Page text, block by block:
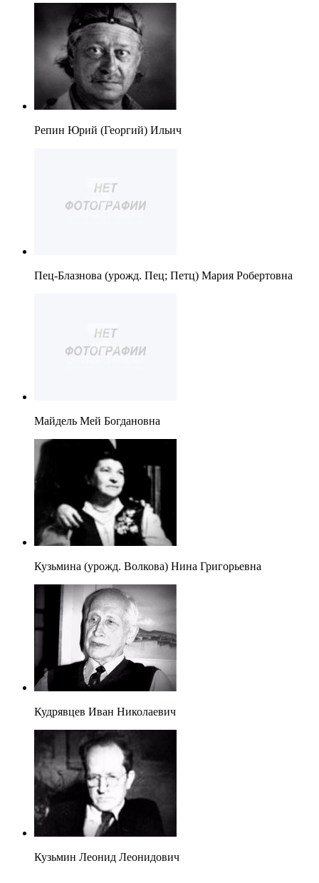
Репин Юрий (Георгий) Ильич
Пец-Блазнова (урожд. Пец; Петц) Мария Робертовна
Майдель Мей Богдановна
Кузьмина (урожд. Волкова) Нина Григорьевна
Кудрявцев Иван Николаевич
Кузьмин Леонид Леонидович